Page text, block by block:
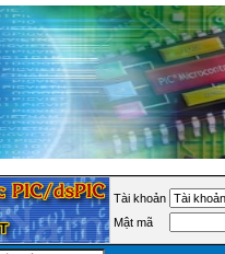
Tài khoản
Mật mã